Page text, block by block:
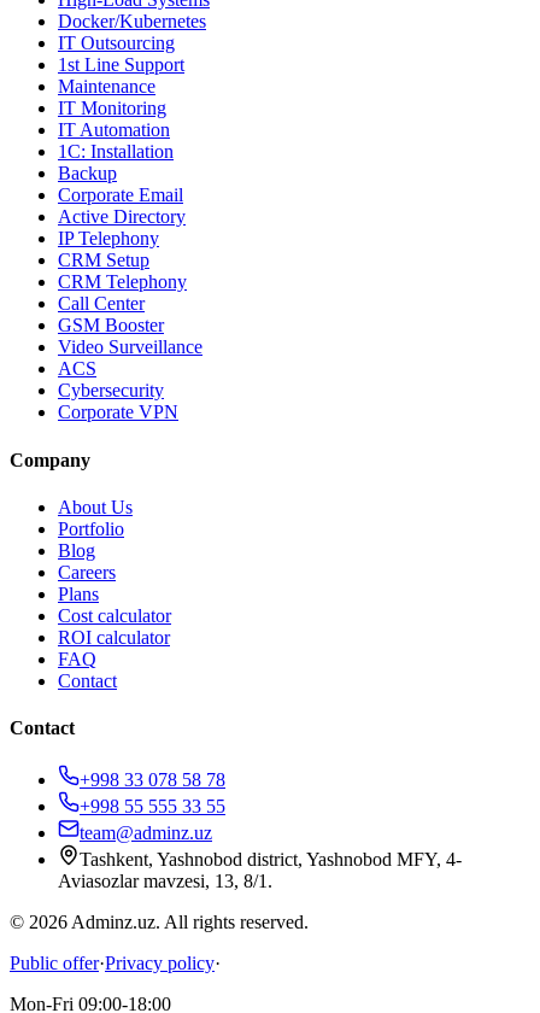
Docker/Kubernetes
IT Outsourcing
1st Line Support
Maintenance
IT Monitoring
IT Automation
1C: Installation
Backup
Corporate Email
Active Directory
IP Telephony
CRM Setup
CRM Telephony
Call Center
GSM Booster
Video Surveillance
ACS
Cybersecurity
Corporate VPN
Company
About Us
Portfolio
Blog
Careers
Plans
Cost calculator
ROI calculator
FAQ
Contact
Contact
+998 33 078 58 78
+998 55 555 33 55
team@adminz.uz
Tashkent, Yashnobod district, Yashnobod MFY, 4-
Aviasozlar mavzesi, 13, 8/1.
© 2026 Adminz.uz. All rights reserved.
Public offer·Privacy policy·
Mon-Fri 09:00-18:00